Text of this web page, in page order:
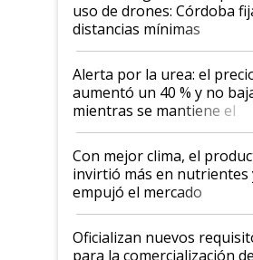
uso de drones: Córdoba
distancias mínimas
Alerta por la urea: el
aumentó un 40 % y no
mientras se mantiene el
conflicto en Medio Oriente
Con mejor clima, el
invirtió más en nutrientes
empujó el mercado
Oficializan nuevos
para la comercialización de